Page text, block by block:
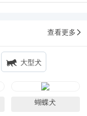
查看更多
大型犬
蝴蝶犬